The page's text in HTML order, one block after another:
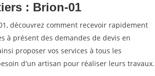
: Brion-01
découvrez comment recevoir rapidement
à présent des demandes de devis en
proposer vos services à tous les
d'un artisan pour réaliser leurs travaux.